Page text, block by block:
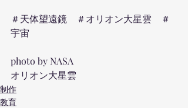
＃天体望遠鏡　＃オリオン大星雲　＃
宇宙
photo by NASA
オリオン大星雲
制作
教育